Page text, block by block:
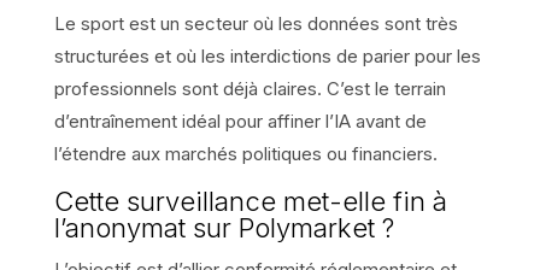
Le sport est un secteur où les données sont très
structurées et où les interdictions de parier pour les
professionnels sont déjà claires. C’est le terrain
d’entraînement idéal pour affiner l’IA avant de
l’étendre aux marchés politiques ou financiers.
Cette surveillance met-elle fin à
l’anonymat sur Polymarket ?